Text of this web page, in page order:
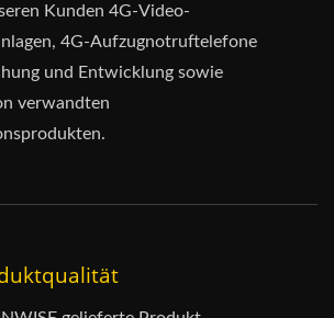
Kunden 4G-Video-
4G-Aufzugnotruftelefone
und Entwicklung sowie
verwandten